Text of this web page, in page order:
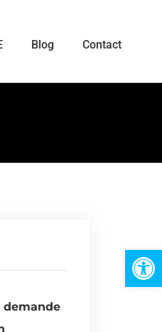
Ouvrir
Blog Contact
demande